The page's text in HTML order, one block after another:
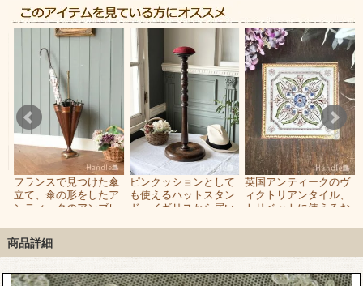
フランスで見つけた傘
立て、傘の形をしたア
ンティークのアンブレ
ピンクッションとして
も使えるハットスタン
ド、イギリスから届い
ーク雑貨
英国アンティークのヴ
ィクトリアンタイル、
トリベットに使えるお
タイル
商品詳細